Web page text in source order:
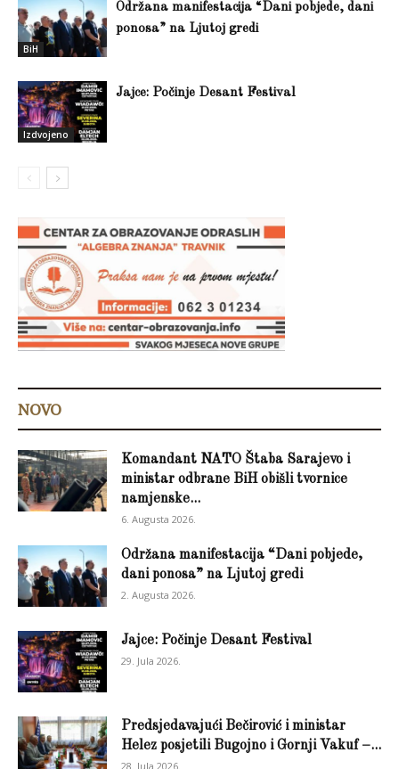
BiH
Održana manifestacija “Dani pobjede, dani
ponosa” na Ljutoj gredi
Izdvojeno
Jajce: Počinje Desant Festival
NOVO
Komandant NATO Štaba Sarajevo i
ministar odbrane BiH obišli tvornice
namjenske...
6. Augusta 2026.
Održana manifestacija “Dani pobjede,
dani ponosa” na Ljutoj gredi
2. Augusta 2026.
Jajce: Počinje Desant Festival
29. Jula 2026.
Predsjedavajući Bečirović i ministar
Helez posjetili Bugojno i Gornji Vakuf –...
28. Jula 2026.